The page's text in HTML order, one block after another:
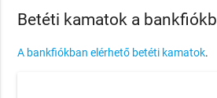
Betéti kamatok a
A bankfiókban elérhető betéti kamatok.